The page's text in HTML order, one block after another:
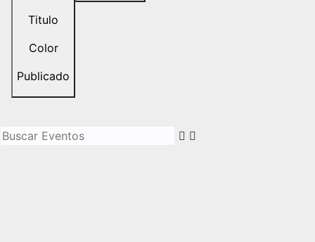
Titulo
Color
Publicado
Buscar Eventos